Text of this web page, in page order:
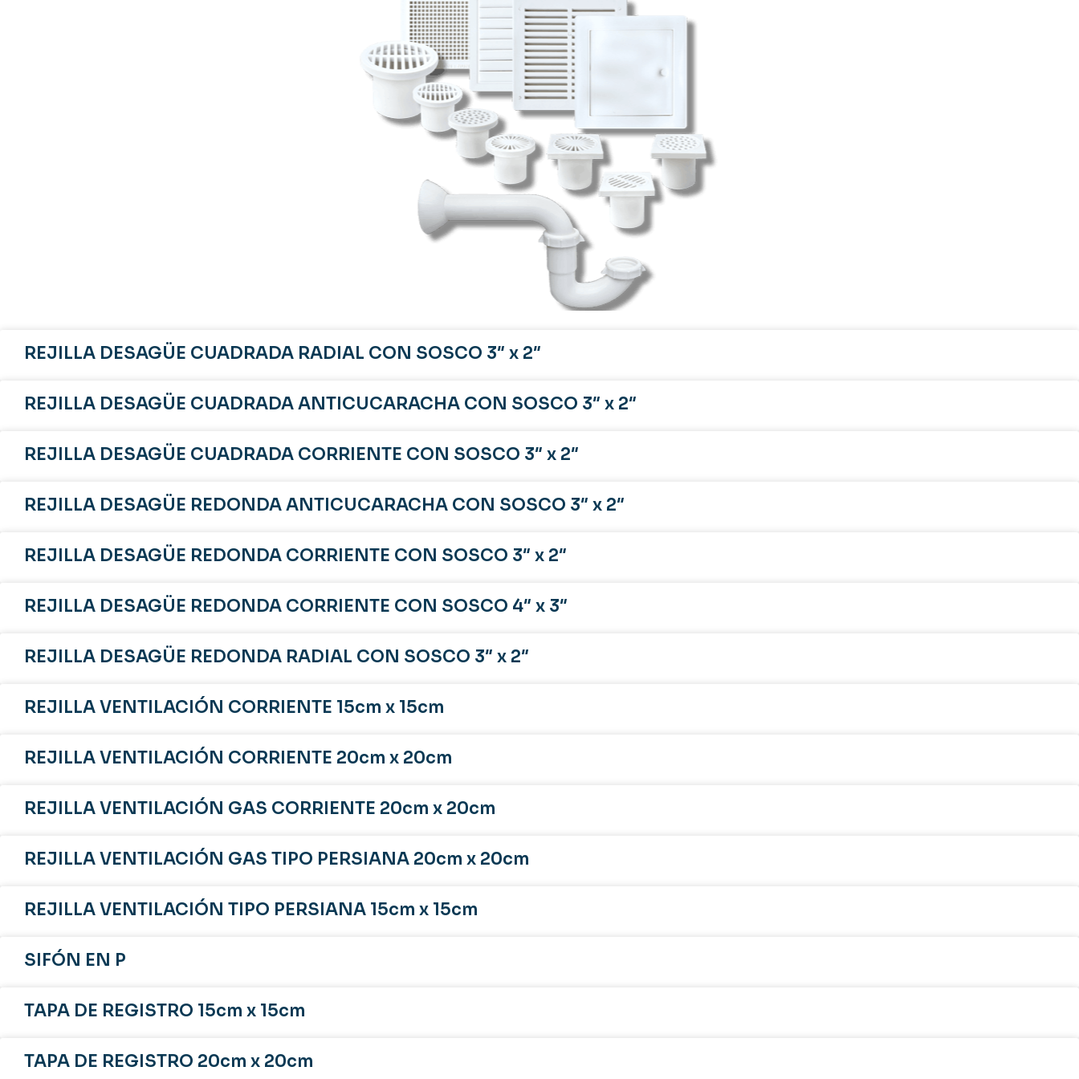
REJILLA DESAGÜE CUADRADA RADIAL CON SOSCO 3″ x 2″
REJILLA DESAGÜE CUADRADA ANTICUCARACHA CON SOSCO 3″ x 2″
REJILLA DESAGÜE CUADRADA CORRIENTE CON SOSCO 3″ x 2″
REJILLA DESAGÜE REDONDA ANTICUCARACHA CON SOSCO 3″ x 2″
REJILLA DESAGÜE REDONDA CORRIENTE CON SOSCO 3″ x 2″
REJILLA DESAGÜE REDONDA CORRIENTE CON SOSCO 4″ x 3″
REJILLA DESAGÜE REDONDA RADIAL CON SOSCO 3″ x 2″
REJILLA VENTILACIÓN CORRIENTE 15cm x 15cm
REJILLA VENTILACIÓN CORRIENTE 20cm x 20cm
REJILLA VENTILACIÓN GAS CORRIENTE 20cm x 20cm
REJILLA VENTILACIÓN GAS TIPO PERSIANA 20cm x 20cm
REJILLA VENTILACIÓN TIPO PERSIANA 15cm x 15cm
SIFÓN EN P
TAPA DE REGISTRO 15cm x 15cm
TAPA DE REGISTRO 20cm x 20cm